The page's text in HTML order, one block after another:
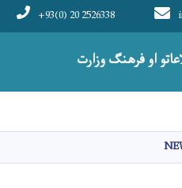
او فرهنګ وزارت
+93(0) 20 2526338